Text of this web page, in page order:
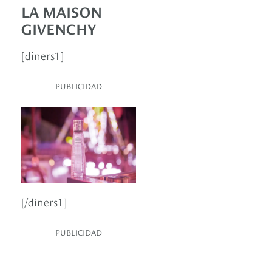
LA MAISON
GIVENCHY
[diners1]
PUBLICIDAD
[/diners1]
PUBLICIDAD